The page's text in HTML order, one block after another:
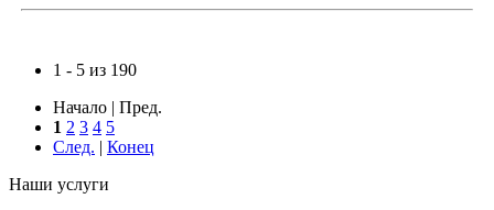
1 - 5 из 190
Начало | Пред.
1 2 3 4 5
След. | Конец
Наши услуги